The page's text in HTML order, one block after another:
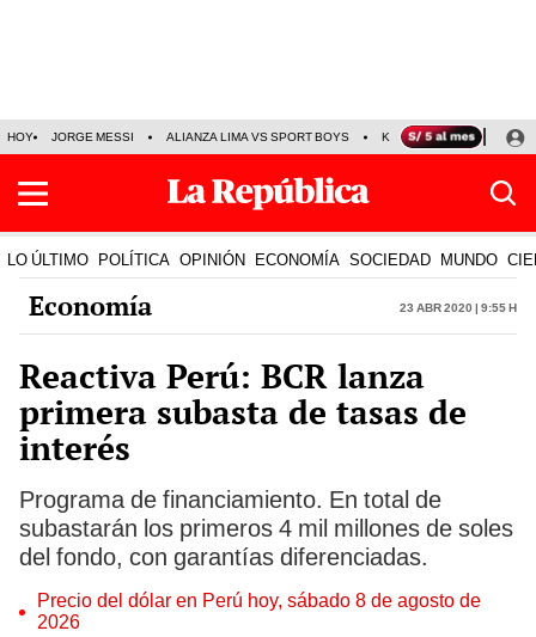
HOY JORGE MESSI ALIANZA LIMA VS SPORT BOYS KENJI FUJIMORI
LO ÚLTIMO POLÍTICA OPINIÓN ECONOMÍA SOCIEDAD MUNDO
Economía 23 Abr 2020 | 9:55 h
Reactiva Perú: BCR lanza
primera subasta de tasas de
interés
Programa de financiamiento. En total de
subastarán los primeros 4 mil millones de soles
del fondo, con garantías diferenciadas.
Precio del dólar en Perú hoy, sábado 8 de agosto de
2026